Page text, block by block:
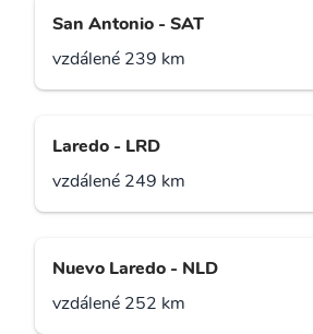
San Antonio - SAT
vzdálené 239 km
Laredo - LRD
vzdálené 249 km
Nuevo Laredo - NLD
vzdálené 252 km